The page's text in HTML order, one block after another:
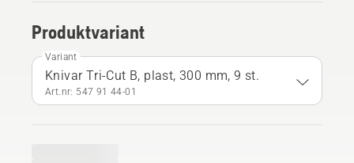
Produktvariant
Variant
Knivar Tri-Cut B, plast, 300 mm, 9 st.
Art.nr: 547 91 44‑01